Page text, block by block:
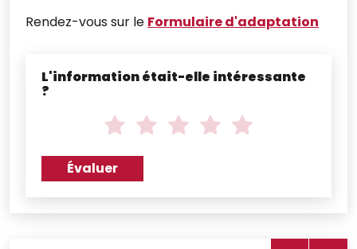
Rendez-vous sur le Formulaire d'adaptation
L'information était-elle intéressante
?
N
o
e
*
Note
1
sur
Note
2
Note Note Note
Évaluer